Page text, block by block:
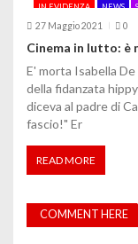
IN EVIDENZA NEWS
27 Maggio 2021 0
Cinema in lutto: è
E' morta Isabella
della fidanzata
diceva al padre di
fascio!" Er
READ MORE
COMMENT HERE